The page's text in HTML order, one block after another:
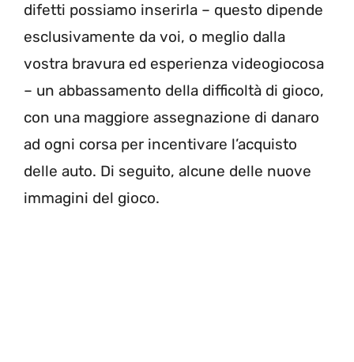
difetti possiamo inserirla – questo dipende
esclusivamente da voi, o meglio dalla
vostra bravura ed esperienza videogiocosa
– un abbassamento della difficoltà di gioco,
con una maggiore assegnazione di danaro
ad ogni corsa per incentivare l’acquisto
delle auto. Di seguito, alcune delle nuove
immagini del gioco.